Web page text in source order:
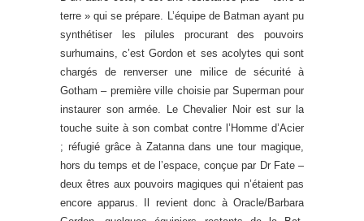
terre » qui se prépare. L’équipe de Batman ayant pu
synthétiser les pilules procurant des pouvoirs
surhumains, c’est Gordon et ses acolytes qui sont
chargés de renverser une milice de sécurité à
Gotham – première ville choisie par Superman pour
instaurer son armée. Le Chevalier Noir est sur la
touche suite à son combat contre l’Homme d’Acier
; réfugié grâce à Zatanna dans une tour magique,
hors du temps et de l’espace, conçue par Dr Fate –
deux êtres aux pouvoirs magiques qui n’étaient pas
encore apparus. Il revient donc à Oracle/Barbara